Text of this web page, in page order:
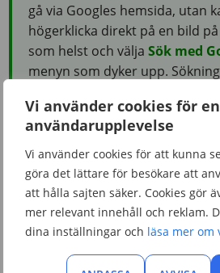
Vi använder cookies för
användarupplevelse
Vi använder cookies för att kunna
göra det lättare för besökare att
att hålla sajten säker. Cookies gör
mer relevant innehåll och reklam.
dina inställningar och läsa mer om
gå via Googles hemsida, utan
högerklicka direkt på en bild
som helst och väljaSök med
menyn som dyker upp.
populära webbläsare, till
Chrome, Firefox och Microsoft
Så presenterar Google
Visuella matchningar: En
bilden du sökte med.